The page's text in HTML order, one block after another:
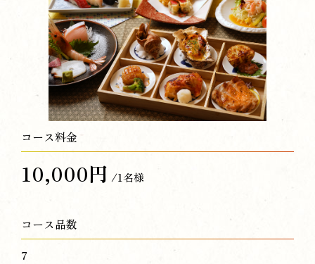
コース料金
10,000円 /1名様
コース品数
7